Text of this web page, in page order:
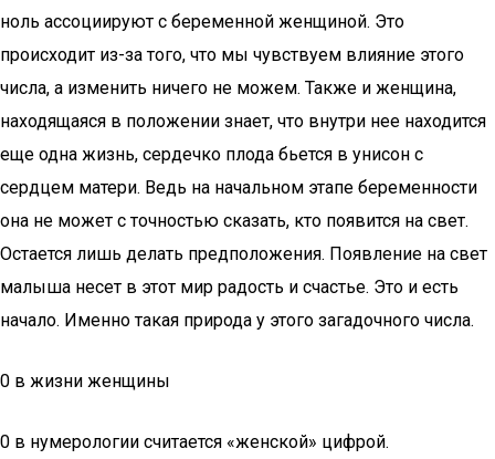
ноль ассоциируют с беременной женщиной. Это
происходит из-за того, что мы чувствуем влияние этого
числа, а изменить ничего не можем. Также и женщина,
находящаяся в положении знает, что внутри нее находится
еще одна жизнь, сердечко плода бьется в унисон с
сердцем матери. Ведь на начальном этапе беременности
она не может с точностью сказать, кто появится на свет.
Остается лишь делать предположения. Появление на свет
малыша несет в этот мир радость и счастье. Это и есть
начало. Именно такая природа у этого загадочного числа.
0 в жизни женщины
0 в нумерологии считается «женской» цифрой.